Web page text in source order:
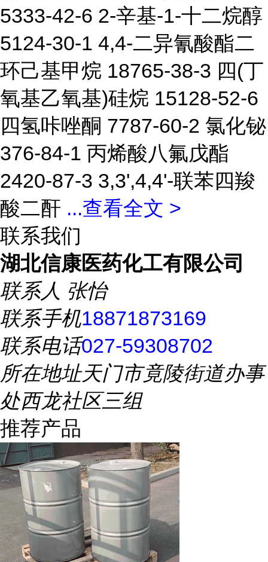
5333-42-6 2-辛基-1-十二烷醇
5124-30-1 4,4-二异氰酸酯二
环己基甲烷 18765-38-3 四(丁
氧基乙氧基)硅烷 15128-52-6
四氢咔唑酮 7787-60-2 氯化铋
376-84-1 丙烯酸八氟戊酯
2420-87-3 3,3',4,4'-联苯四羧
酸二酐 ...查看全文 >
联系我们
湖北信康医药化工有限公司
联系人 张怡
联系手机18871873169
联系电话027-59308702
所在地址天门市竟陵街道办事
处西龙社区三组
推荐产品